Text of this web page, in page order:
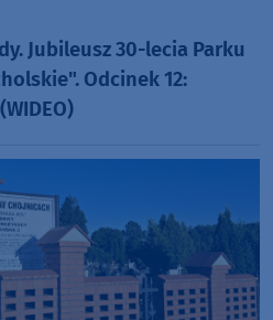
Jubileusz 30-lecia Parku
Odcinek 12: